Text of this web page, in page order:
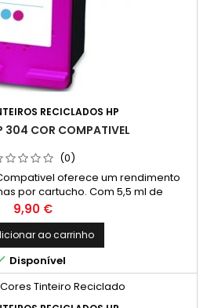
RECICLADOS HP
304 COR COMPATIVEL
(0)
oferece um rendimento
por cartucho. Com 5,5 ml de
nítidas e cores vibrantes.
documentos e imagens com
o orçamento. A instalação do
rápida, permitindo um uso sem
um excelente...
Preço
9,90 €
ao carrinho
Disponível